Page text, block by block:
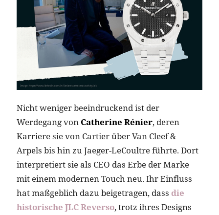
Nicht weniger beeindruckend ist der
Werdegang von Catherine Rénier, deren
Karriere sie von Cartier über Van Cleef &
Arpels bis hin zu Jaeger-LeCoultre führte. Dort
interpretiert sie als CEO das Erbe der Marke
mit einem modernen Touch neu. Ihr Einfluss
hat maßgeblich dazu beigetragen, dass die
historische JLC Reverso, trotz ihres Designs